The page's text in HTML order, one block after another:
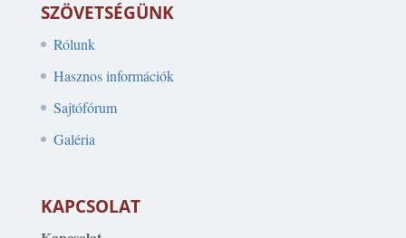
SZÖVETSÉGÜNK
Rólunk
Hasznos információk
Sajtófórum
Galéria
KAPCSOLAT